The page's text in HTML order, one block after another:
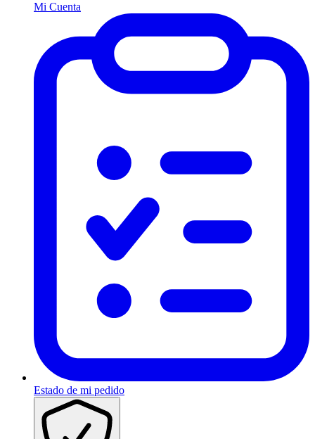
Mi Cuenta
Estado de mi pedido